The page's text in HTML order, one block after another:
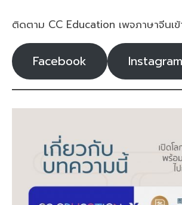
ติดตาม CC Education เพจภาษาจีนเข้
Facebook Instagram